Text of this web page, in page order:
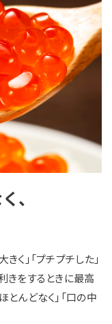
、
く」「プチプチした」
きをするときに最高
んどなく」「口の中